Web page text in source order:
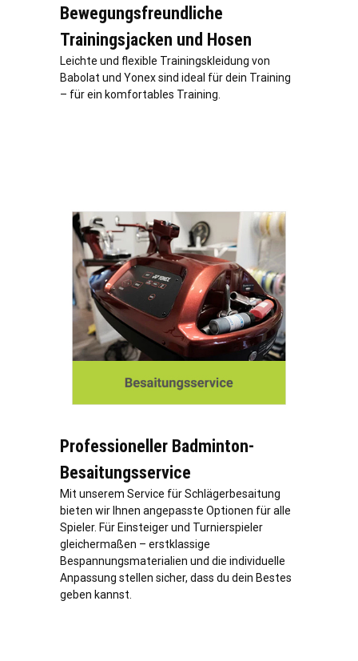
Bewegungsfreundliche
Trainingsjacken und Hosen
Leichte und flexible Trainingskleidung von
Babolat und Yonex sind ideal für dein Training
– für ein komfortables Training.
Professioneller Badminton-
Besaitungsservice
Mit unserem Service für Schlägerbesaitung
bieten wir Ihnen angepasste Optionen für alle
Spieler. Für Einsteiger und Turnierspieler
gleichermaßen – erstklassige
Bespannungsmaterialien und die individuelle
Anpassung stellen sicher, dass du dein Bestes
geben kannst.